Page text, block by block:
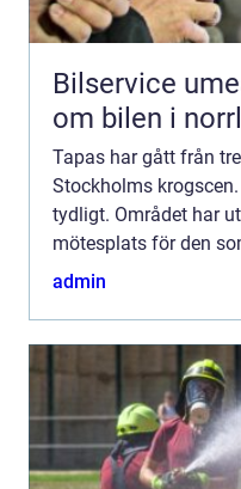
Bilservice umeå så tar du
om bilen i
Tapas har gått från
Stockholms
tydligt. Området har
mötesplats för den
stämning med
admin